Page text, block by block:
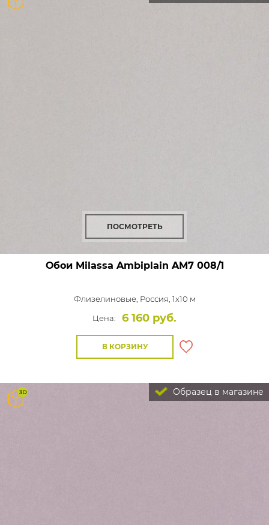
ПОСМОТРЕТЬ
Обои Milassa Ambiplain AM7 008/1
Флизелиновые, Россия, 1x10 м
Цена:
6 160 руб.
В КОРЗИНУ
Образец в магазине